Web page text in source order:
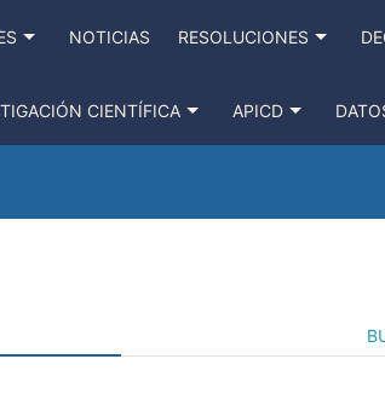
NOTICIAS RESOLUCIONES
CIENTÍFICA APICD